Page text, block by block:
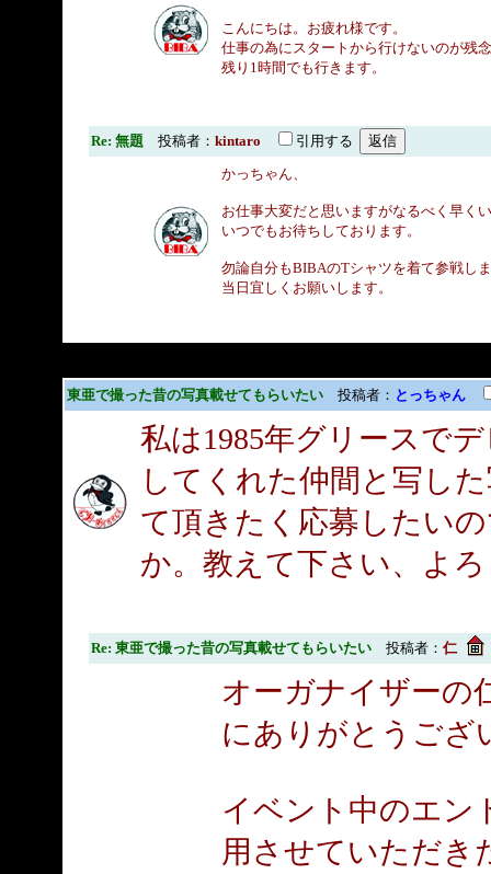
こんにちは。お疲れ様です。
仕事の為にスタートから行けないのが残
残り1時間でも行きます。
Re: 無題 投稿者： kintaro
引用する
かっちゃん、
お仕事大変だと思いますがなるべく早く
いつでもお待ちしております。
勿論自分もBIBAのTシャツを着て参戦し
当日宜しくお願いします。
東亜で撮った昔の写真載せてもらいたい 投稿者： とっちゃん
私は1985年グリースで
してくれた仲間と写し
て頂きたく応募したい
か。教えて下さい、よ
Re: 東亜で撮った昔の写真載せてもらいたい 投稿者： 仁
オーガナイザーの
にありがとうござ
イベント中のエン
用させていただき